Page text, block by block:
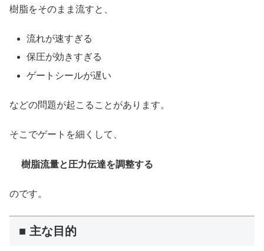
樹脂をそのまま流すと、
流れが速すぎる
保圧が効きすぎる
ゲートシールが遅い
などの問題が起こることがあります。
そこでゲートを細くして、
樹脂流量と圧力伝達を調整する
のです。
■ 主な目的